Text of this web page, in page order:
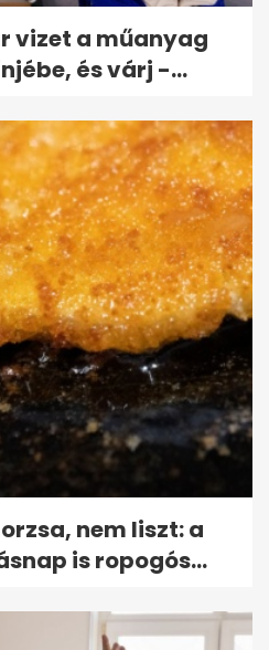
vizet a műanyag
és várj -...
nem liszt: a
is ropogós...